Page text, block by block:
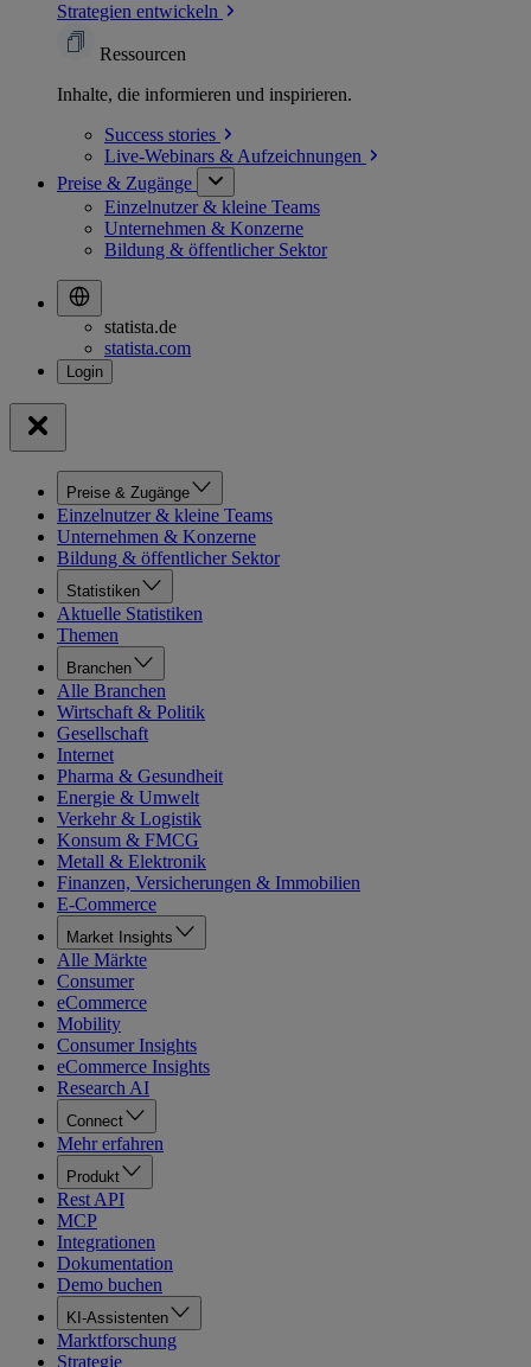
Strategien entwickeln
Ressourcen
Inhalte, die informieren und inspirieren.
Success stories
Live-Webinars & Aufzeichnungen
Preise & Zugänge
Einzelnutzer & kleine Teams
Unternehmen & Konzerne
Bildung & öffentlicher Sektor
statista.de
statista.com
Preise & Zugänge
Einzelnutzer & kleine Teams
Unternehmen & Konzerne
Bildung & öffentlicher Sektor
Statistiken
Aktuelle Statistiken
Themen
Branchen
Alle Branchen
Wirtschaft & Politik
Gesellschaft
Internet
Pharma & Gesundheit
Energie & Umwelt
Verkehr & Logistik
Konsum & FMCG
Metall & Elektronik
Finanzen, Versicherungen & Immobilien
E-Commerce
Market Insights
Alle Märkte
Consumer
eCommerce
Mobility
Consumer Insights
eCommerce Insights
Research AI
Connect
Mehr erfahren
Produkt
Rest API
MCP
Integrationen
Dokumentation
Demo buchen
KI-Assistenten
Marktforschung
Strategie